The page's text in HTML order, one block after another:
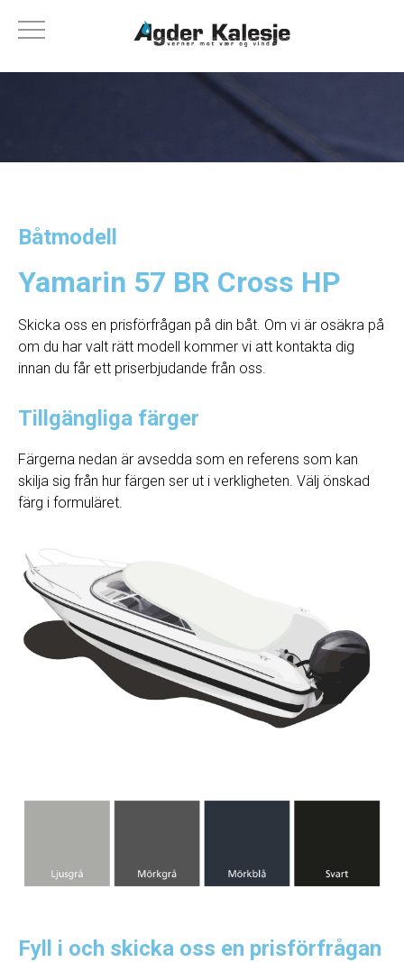
Båtmodell
Yamarin 57 BR Cross HP
Skicka oss en prisförfrågan på din båt. Om vi ​​är osäkra på
om du har valt rätt modell kommer vi att kontakta dig
innan du får ett priserbjudande från oss.
Tillgängliga färger
Färgerna nedan är avsedda som en referens som kan
skilja sig från hur färgen ser ut i verkligheten. Välj önskad
färg i formuläret.
Fyll i och skicka oss en prisförfrågan